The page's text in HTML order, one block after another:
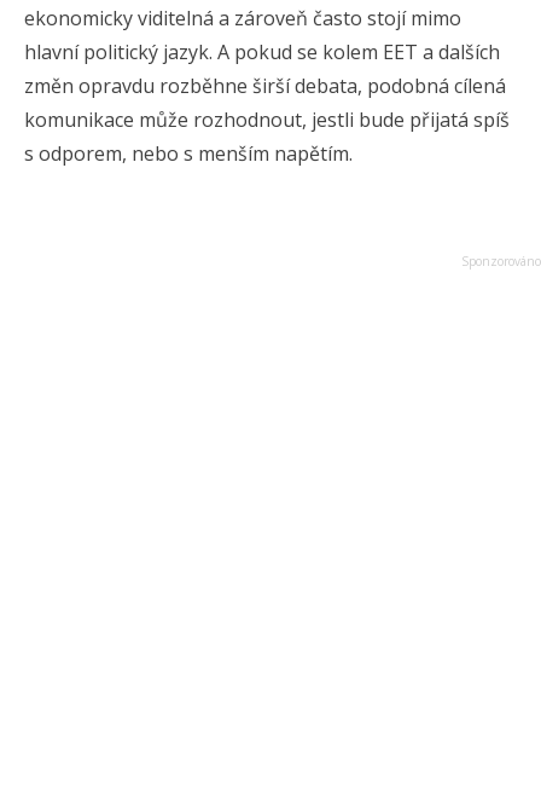
ekonomicky viditelná a zároveň často stojí mimo
hlavní politický jazyk. A pokud se kolem EET a dalších
změn opravdu rozběhne širší debata, podobná cílená
komunikace může rozhodnout, jestli bude přijatá spíš
s odporem, nebo s menším napětím.